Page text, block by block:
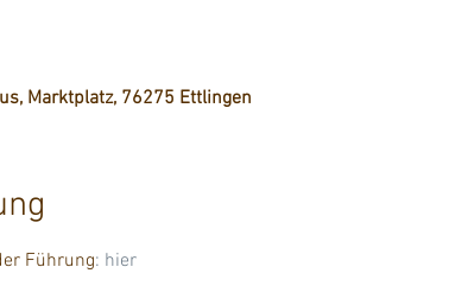
Marktplatz, 76275 Ettlingen
Führung: hier